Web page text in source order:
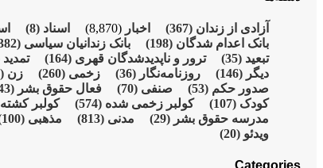
آزادی از زندان (367) اخبار (8,870) اسناد (8)
بانک اعدام شدگان (198) بانک زندانیان سیاسی (382)
تبعید (35) ترور و ناپدیدشدگان قهری (164)
دیگر (146) روزنامەنگار (36) زخمی (260) زن (228)
صدور حکم (53) صنفی (70) فعال حقوق بشر (43)
کودک (107) کولبر زخمی شدە (574) کولبر
مدرسە حقوق بشر (29) مدنی (813) مذهبی (100)
ویدئو (20)
Categories